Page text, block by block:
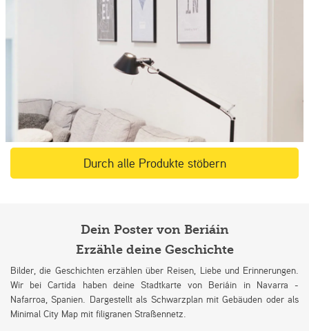
Durch alle Produkte stöbern
Dein Poster von Beriáin
Erzähle deine Geschichte
Bilder, die Geschichten erzählen über Reisen, Liebe und Erinnerungen.
Wir bei Cartida haben deine Stadtkarte von Beriáin in Navarra -
Nafarroa, Spanien. Dargestellt als Schwarzplan mit Gebäuden oder als
Minimal City Map mit filigranen Straßennetz.